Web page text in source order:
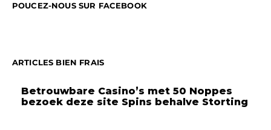
POUCEZ-NOUS SUR FACEBOOK
ARTICLES BIEN FRAIS
Betrouwbare Casino’s met 50 Noppes
bezoek deze site Spins behalve Storting